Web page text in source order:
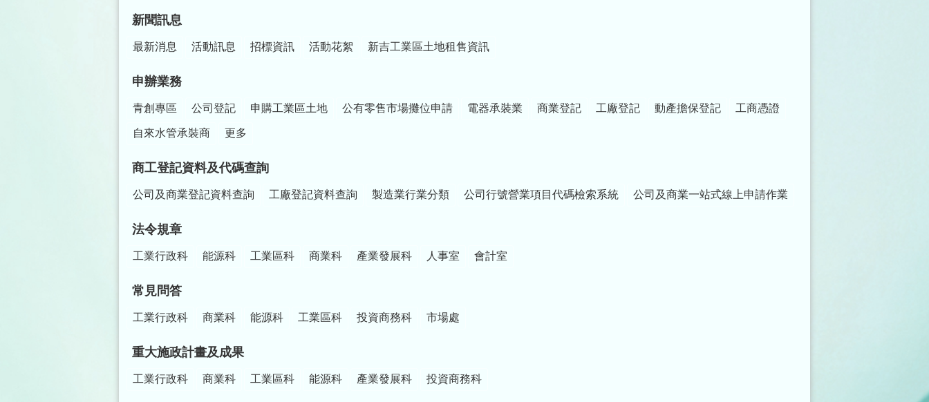
新聞訊息
最新消息 活動訊息 招標資訊 活動花絮 新吉工業區土地租售資訊
申辦業務
青創專區 公司登記 申購工業區土地 公有零售市場攤位申請 電器承裝業 商業登記 工廠登記 動產擔保登記 工商憑證
自來水管承裝商 更多
商工登記資料及代碼查詢
公司及商業登記資料查詢 工廠登記資料查詢 製造業行業分類 公司行號營業項目代碼檢索系統 公司及商業一站式線上申請作業
法令規章
工業行政科 能源科 工業區科 商業科 產業發展科 人事室 會計室
常見問答
工業行政科 商業科 能源科 工業區科 投資商務科 市場處
重大施政計畫及成果
工業行政科 商業科 工業區科 能源科 產業發展科 投資商務科